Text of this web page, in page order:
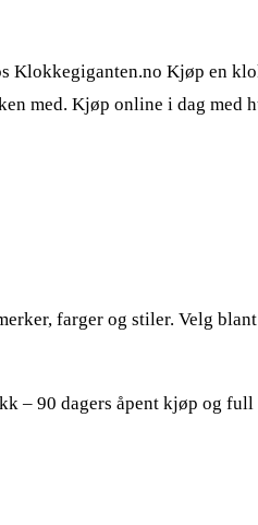
Kjøp en
med. Kjøp online i dag med
farger og stiler. Velg
– 90 dagers åpent kjøp og